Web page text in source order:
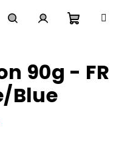
košík
90g - FR
Blue